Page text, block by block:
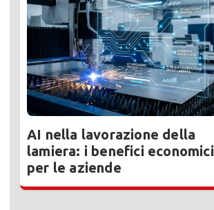
AI nella lavorazione della
lamiera: i benefici economici
per le aziende